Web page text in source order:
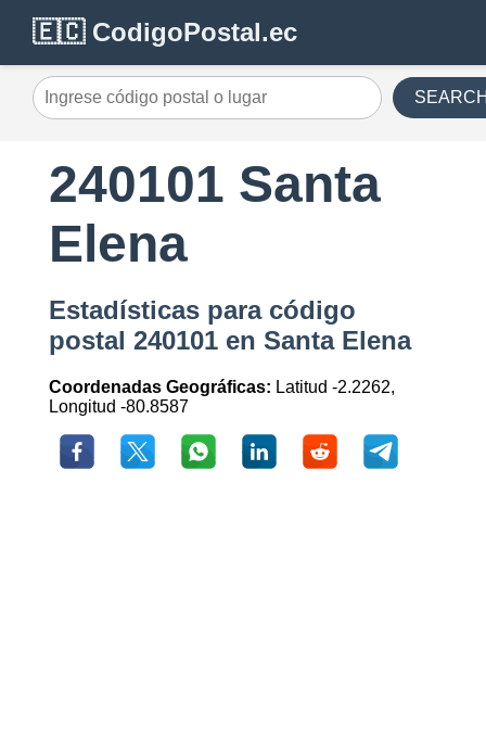
🇪🇨 CodigoPostal.ec
240101 Santa
Elena
Estadísticas para código
postal 240101 en Santa Elena
Coordenadas Geográficas: Latitud -2.2262,
Longitud -80.8587